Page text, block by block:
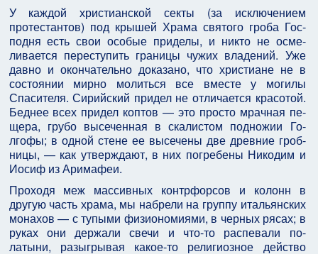
У каждой христианской секты (за исключением
протестантов) под крышей Храма святого гроба Гос­
подня есть свои особые приделы, и никто не осме­
ливается переступить границы чужих владений. Уже
давно и окончательно доказано, что христиане не в
состоянии мирно молиться все вместе у могилы
Спасителя. Сирийский придел не отличается красотой.
Беднее всех придел коптов — это просто мрачная пе­
щера, грубо высеченная в скалистом подножии Го­
лгофы; в одной стене ее высечены две древние гроб­
ницы, — как утверждают, в них погребены Никодим и
Иосиф из Аримафеи.
Проходя меж массивных контрфорсов и колонн в
другую часть храма, мы набрели на группу итальян­ских
монахов — с тупыми физиономиями, в черных рясах; в
руках они держали свечи и что-то распевали по-
латыни, разыгрывая какое-то религиозное действо